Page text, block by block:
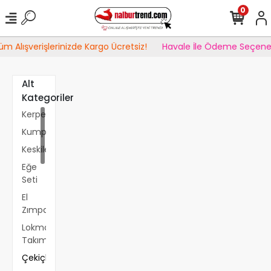
Alışverişlerinizde Kargo Ücretsiz! Havale İle Ödeme
0
Alt
Kategoriler
Kerpetenler
Kumpaslar
Keskiler
Eğe
Seti
El
Zımparaları
Lokma
Takımları
Çekiçler